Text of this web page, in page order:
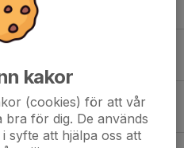
kakor
(cookies) för att vår
för dig. De används
syfte att hjälpa oss att